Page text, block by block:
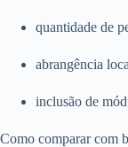
quantidade de
abrangência
inclusão de
Como comparar com